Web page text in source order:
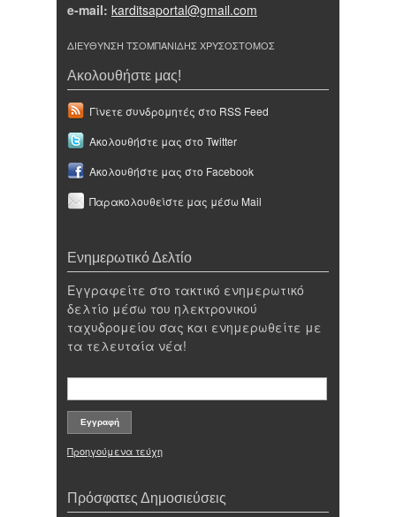
e-mail: karditsaportal@gmail.com
ΔΙΕΥΘΥΝΣΗ ΤΣΟΜΠΑΝΙΔΗΣ ΧΡΥΣΟΣΤΟΜΟΣ
Ακολουθήστε μας!
Γίνετε συνδρομητές στο RSS Feed
Ακολουθήστε μας στο Twitter
Ακολουθήστε μας στο Facebook
Παρακολουθείστε μας μέσω Mail
Ενημερωτικό Δελτίο
Εγγραφείτε στο τακτικό ενημερωτικό
δελτίο μέσω του ηλεκτρονικού
ταχυδρομείου σας και ενημερωθείτε με
τα τελευταία νέα!
Προηγούμενα τεύχη
Πρόσφατες Δημοσιεύσεις